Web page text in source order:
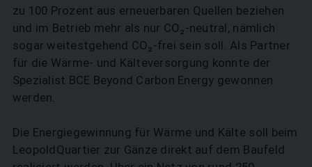
zu 100 Prozent aus erneuerbaren Quellen beziehen
und im Betrieb mehr als nur CO₂-neutral, nämlich
sogar weitestgehend CO₂-frei sein soll. Als Partner
für die Wärme- und Kälteversorgung konnte der
Spezialist BCE Beyond Carbon Energy gewonnen
werden.
Die Energiegewinnung für Wärme und Kälte soll beim
LeopoldQuartier zur Gänze direkt auf dem Baufeld